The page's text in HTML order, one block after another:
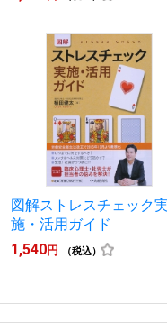
図解ストレスチェック実
施・活用ガイド
1,540円 （税込）